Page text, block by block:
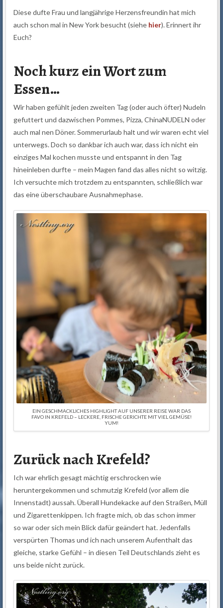
Diese dufte Frau und langjährige Herzensfreundin hat mich
auch schon mal in New York besucht (siehe hier). Erinnert ihr
Euch?
Noch kurz ein Wort zum
Essen…
Wir haben gefühlt jeden zweiten Tag (oder auch öfter) Nudeln
gefuttert und dazwischen Pommes, Pizza, ChinaNUDELN oder
auch mal nen Döner. Sommerurlaub halt und wir waren echt viel
unterwegs. Doch so dankbar ich auch war, dass ich nicht ein
einziges Mal kochen musste und entspannt in den Tag
hineinleben durfte – mein Magen fand das alles nicht so witzig.
Ich versuchte mich trotzdem zu entspannten, schließlich war
das eine überschaubare Ausnahmephase.
EIN GESCHMACKLICHES HIGHLIGHT AUF UNSERER REISE WAR DAS
FAVO IN KREFELD – LECKERE, FRISCHE GERICHTE MIT VIEL GEMÜSE!
YUM!
Zurück nach Krefeld?
Ich war ehrlich gesagt mächtig erschrocken wie
heruntergekommen und schmutzig Krefeld (vor allem die
Innenstadt) aussah. Überall Hundekacke auf den Straßen, Müll
und Zigarettenkippen. Ich fragte mich, ob das schon immer
so war oder sich mein Blick dafür geändert hat. Jedenfalls
verspürten Thomas und ich nach unserem Aufenthalt das
gleiche, starke Gefühl – in diesen Teil Deutschlands zieht es
uns beide nicht zurück.